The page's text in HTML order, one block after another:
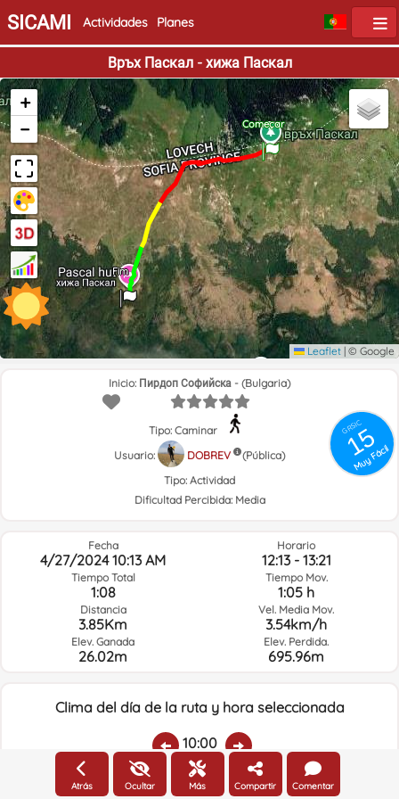
SICAMI Actividades Planes
Връх Паскал - хижа Паскал
Começar
Fim
+
−
Leaflet | © Google
GRSIC
15
Muy Fácil
Inicio: Пирдоп Софийска - (Bulgaria)
Tipo: Caminar
Usuario:
DOBREV
(Pública)
Tipo: Actividad
Dificultad Percibida: Media
Fecha
4/27/2024 10:13 AM
Tiempo Total
1:08
Distancia
3.85Km
Elev. Ganada
26.02m
Horario
12:13 - 13:21
Tiempo Mov.
1:05 h
Vel. Media Mov.
3.54km/h
Elev. Perdida.
695.96m
Clima del día de la ruta y hora seleccionada
10:00
Temp.:Lluvia:Humedad media:Veloc. Viento:Direcc. Viento:
Atrás Ocultar Más Compartir Comentar